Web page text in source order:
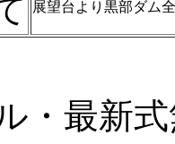
展望台より黒部ダム
・最新